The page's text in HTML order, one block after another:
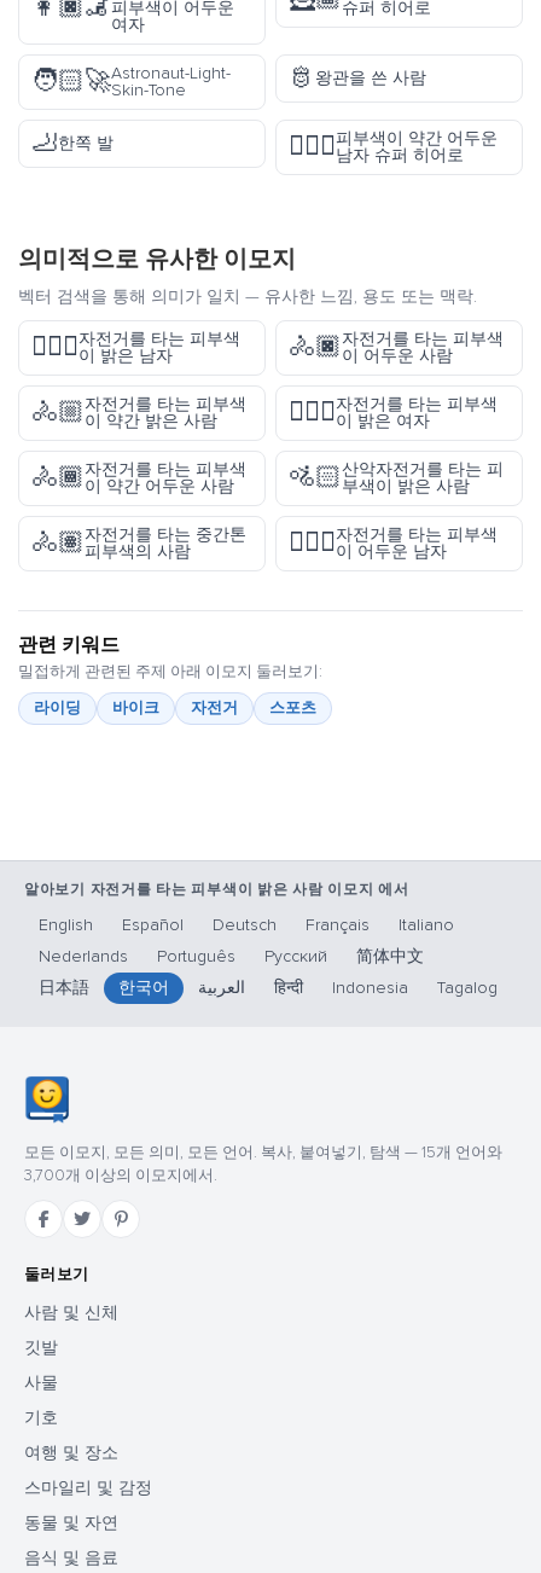
👩🏿‍🦼피부색이 어두운
여자
슈퍼 히어로
🧑🏻‍🚀Astronaut-Light-
Skin-Tone
🫅 왕관을 쓴 사람
🦶한쪽 발 🦸🏾‍♂️피부색이 약간 어두운
남자 슈퍼 히어로
의미적으로 유사한 이모지
벡터 검색을 통해 의미가 일치 — 유사한 느낌, 용도 또는 맥락.
🚴🏻‍♂️자전거를 타는 피부색
이 밝은 남자
🚴🏿자전거를 타는 피부색
이 어두운 사람
🚴🏼자전거를 타는 피부색
이 약간 밝은 사람
🚴🏻‍♀️자전거를 타는 피부색
이 밝은 여자
🚴🏾자전거를 타는 피부색
이 약간 어두운 사람
🚵🏻산악자전거를 타는 피
부색이 밝은 사람
🚴🏽자전거를 타는 중간톤
피부색의 사람
🚴🏿‍♂️자전거를 타는 피부색
이 어두운 남자
관련 키워드
밀접하게 관련된 주제 아래 이모지 둘러보기:
라이딩
바이크 자전거 스포츠
알아보기 자전거를 타는 피부색이 밝은 사람 이모지 에서
English Español Deutsch Français
Italiano
Nederlands
Português Русский
简体中文
日本語
한국어 العربية हिन्दी Indonesia Tagalog
모든 이모지, 모든 의미, 모든 언어. 복사, 붙여넣기, 탐색 — 15개 언어와
3,700개 이상의 이모지에서.
둘러보기
사람 및 신체
깃발
사물
기호
여행 및 장소
스마일리 및 감정
동물 및 자연
음식 및 음료